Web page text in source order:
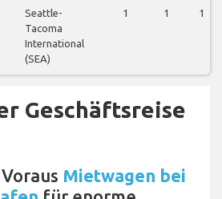
Seattle-
Tacoma
International
(SEA)
1 1 1
Geschäftsreise
Mietwagen bei